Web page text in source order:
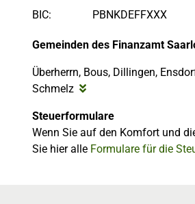
BIC:
PBNKDEFFXXX
Gemeinden des Finanzamt
Überherrn, Bous, Dillingen,
Schmelz
Steuerformulare
Wenn Sie auf den Komfort und
Sie hier alle Formulare für die